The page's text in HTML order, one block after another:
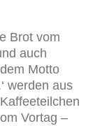
Brot vom
auch
Motto
werden aus
Vortag –